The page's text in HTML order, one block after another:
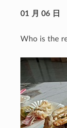
01 月 06 日
Who is the